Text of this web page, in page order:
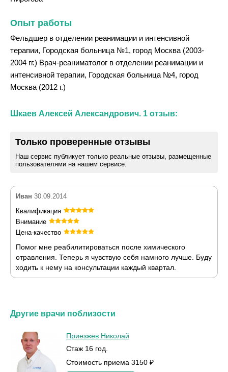
Опыт работы
Фельдшер в отделении реанимации и интенсивной
терапии, Городская больница №1, город Москва (2003-
2004 гг.) Врач-реаниматолог в отделении реанимации и
интенсивной терапии, Городская больница №4, город
Москва (2012 г.)
Шкаев Алексей Александрович. 1 отзыв:
Только проверенные отзывы
Наш сервис публикует только реальные отзывы, размещенные
пользователями на нашем сервисе.
Иван 30.09.2014
Квалификация
Внимание
Цена-качество
Помог мне реабилитироваться после химического
отравления. Теперь я чувствую себя намного лучше. Буду
ходить к нему на консультации каждый квартал.
Другие врачи поблизости
Приезжев Николай
Стаж 16 год.
Стоимость приема 3150 ₽